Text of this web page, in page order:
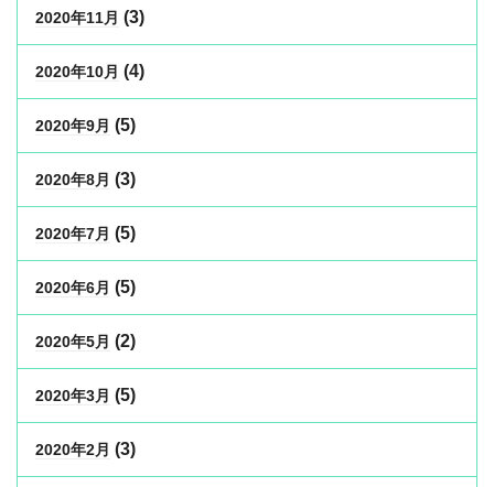
2020年11月 (3)
2020年10月 (4)
2020年9月 (5)
2020年8月 (3)
2020年7月 (5)
2020年6月 (5)
2020年5月 (2)
2020年3月 (5)
2020年2月 (3)